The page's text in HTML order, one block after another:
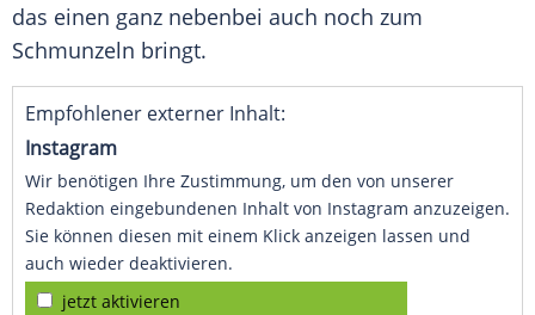
das einen ganz nebenbei auch noch zum
Schmunzeln bringt.
Empfohlener externer Inhalt:
Instagram
Wir benötigen Ihre Zustimmung, um den von unserer
Redaktion eingebundenen Inhalt von Instagram anzuzeigen.
Sie können diesen mit einem Klick anzeigen lassen und
auch wieder deaktivieren.
jetzt aktivieren